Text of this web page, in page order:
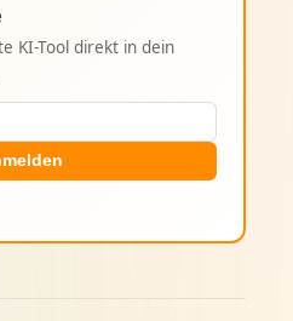
KI-Tool direkt in dein